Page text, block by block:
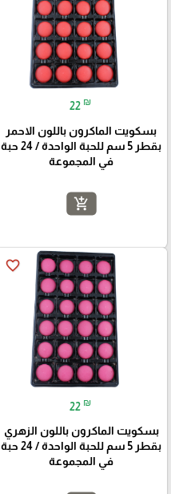
22 ₪
بسكويت الماكرون باللون الاحمر
بقطر 5 سم للحبة الواحدة / 24 حبة
في المجموعة
add_shopping_cart
favorite_border
22 ₪
بسكويت الماكرون باللون الزهري
بقطر 5 سم للحبة الواحدة / 24 حبة
في المجموعة